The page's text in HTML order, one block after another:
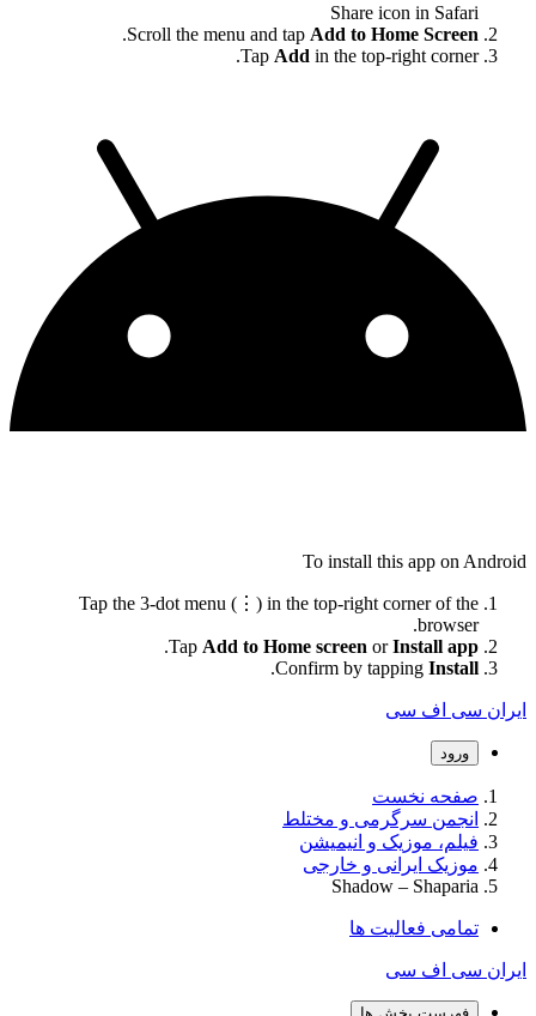
Share icon in Safari
Scroll the menu and tap Add to Home Screen
.
Tap Add in the top-right corner.
To install this app on Android
Tap the 3-dot menu (⋮) in the top-right corner of the
browser.
Tap Add to Home screen orInstall app
.
Confirm by tapping Install
.
ایران سی اف سی
ورود
صفحه نخست
انجمن سرگرمی و مختلط
فیلم، موزیک و انیمیشن
موزیک ایرانی و خارجی
Shadow – Shaparia
تمامی فعالیت ها
ایران سی اف سی